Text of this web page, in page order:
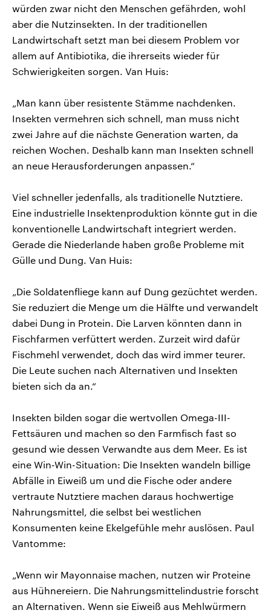
würden zwar nicht den Menschen gefährden, wohl
aber die Nutzinsekten. In der traditionellen
Landwirtschaft setzt man bei diesem Problem vor
allem auf Antibiotika, die ihrerseits wieder für
Schwierigkeiten sorgen. Van Huis:
„Man kann über resistente Stämme nachdenken.
Insekten vermehren sich schnell, man muss nicht
zwei Jahre auf die nächste Generation warten, da
reichen Wochen. Deshalb kann man Insekten schnell
an neue Herausforderungen anpassen.“
Viel schneller jedenfalls, als traditionelle Nutztiere.
Eine industrielle Insektenproduktion könnte gut in die
konventionelle Landwirtschaft integriert werden.
Gerade die Niederlande haben große Probleme mit
Gülle und Dung. Van Huis:
„Die Soldatenfliege kann auf Dung gezüchtet werden.
Sie reduziert die Menge um die Hälfte und verwandelt
dabei Dung in Protein. Die Larven könnten dann in
Fischfarmen verfüttert werden. Zurzeit wird dafür
Fischmehl verwendet, doch das wird immer teurer.
Die Leute suchen nach Alternativen und Insekten
bieten sich da an.“
Insekten bilden sogar die wertvollen Omega-III-
Fettsäuren und machen so den Farmfisch fast so
gesund wie dessen Verwandte aus dem Meer. Es ist
eine Win-Win-Situation: Die Insekten wandeln billige
Abfälle in Eiweiß um und die Fische oder andere
vertraute Nutztiere machen daraus hochwertige
Nahrungsmittel, die selbst bei westlichen
Konsumenten keine Ekelgefühle mehr auslösen. Paul
Vantomme:
„Wenn wir Mayonnaise machen, nutzen wir Proteine
aus Hühnereiern. Die Nahrungsmittelindustrie forscht
an Alternativen. Wenn sie Eiweiß aus Mehlwürmern